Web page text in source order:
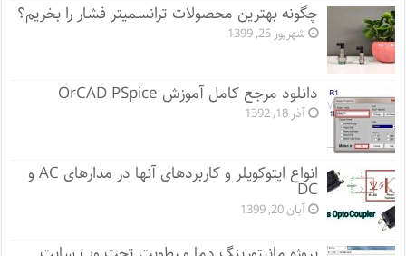
چگونه بهترین محصولات ترانسمیتر فشار را بخریم؟
شهریور 25, 1399
دانلود مرجع کامل آموزش OrCAD PSpice
آذر 18, 1392
انواع اپتوکوپلر و کاربردهای آنها در مدارهای AC و
DC
آبان 20, 1399